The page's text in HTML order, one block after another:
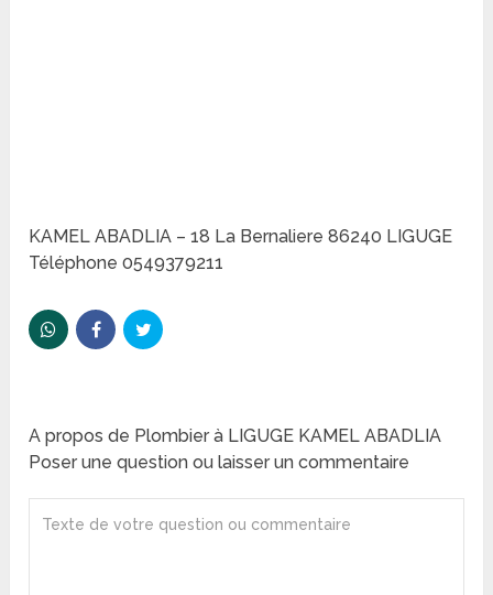
KAMEL ABADLIA – 18 La Bernaliere 86240 LIGUGE
Téléphone 0549379211
A propos de Plombier à LIGUGE KAMEL ABADLIA
Poser une question ou laisser un commentaire